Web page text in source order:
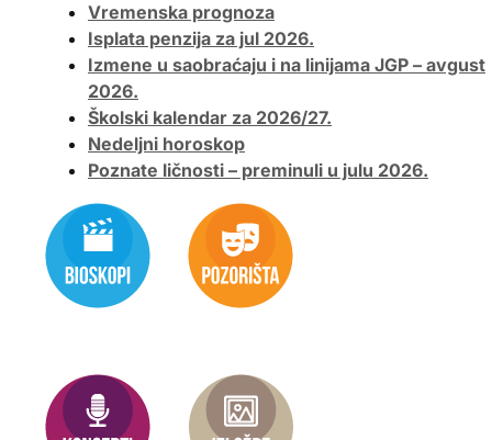
Vremenska prognoza
Isplata penzija za jul 2026.
Izmene u saobraćaju i na linijama JGP – avgust
2026.
Školski kalendar za 2026/27.
Nedeljni horoskop
Poznate ličnosti – preminuli u julu 2026.